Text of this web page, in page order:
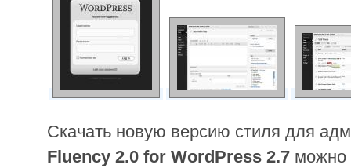
Скачать новую версию стиля для
Fluency 2.0 for WordPress 2.7